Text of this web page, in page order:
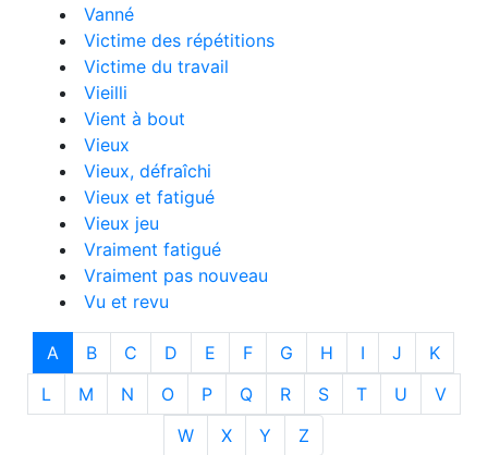
Vanné
Victime des répétitions
Victime du travail
Vieilli
Vient à bout
Vieux
Vieux, défraîchi
Vieux et fatigué
Vieux jeu
Vraiment fatigué
Vraiment pas nouveau
Vu et revu
A B C D E F G H I J
K
L
M N O P Q R S T U
V
W
X Y Z